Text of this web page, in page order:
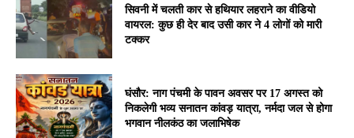
सिवनी में चलती कार से हथियार लहराने का वीडियो
वायरल: कुछ ही देर बाद उसी कार ने 4 लोगों को मारी
टक्कर
घंसौर: नाग पंचमी के पावन अवसर पर 17 अगस्त को
निकलेगी भव्य सनातन कांवड़ यात्रा, नर्मदा जल से होगा
भगवान नीलकंठ का जलाभिषेक